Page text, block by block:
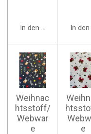
In den Warenkorb
In
Weihnac
htsstoff/
Webwar
e
e